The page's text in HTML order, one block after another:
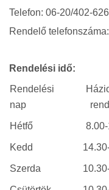
Telefon: 06-20/402-
Rendelő
Rendelési idő:
Rendelési
nap
Hétfő
Kedd
Szerda